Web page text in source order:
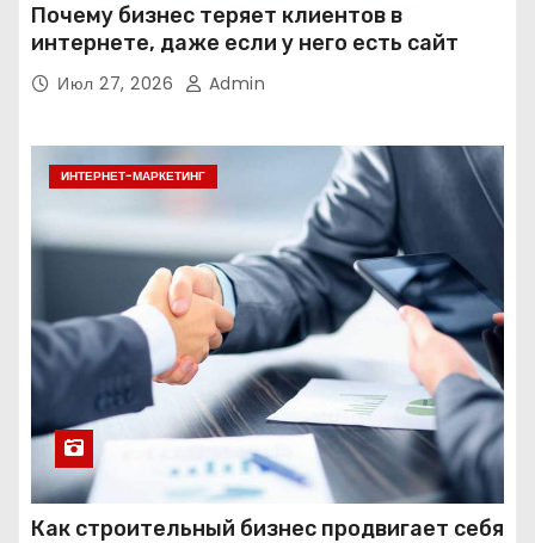
Почему бизнес теряет клиентов в
интернете, даже если у него есть сайт
Июл 27, 2026 Admin
ИНТЕРНЕТ-МАРКЕТИНГ
Как строительный бизнес продвигает себя